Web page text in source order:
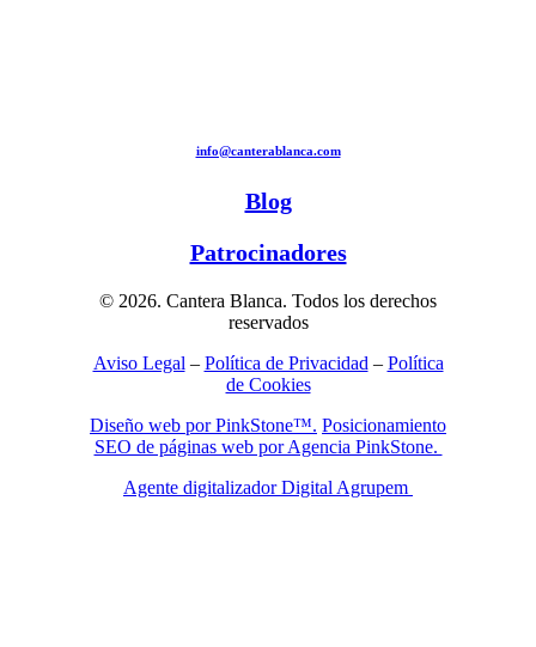
info@canterablanca.com
Blog
Patrocinadores
© 2026. Cantera Blanca. Todos los derechos
reservados
Aviso Legal – Política de Privacidad – Política
de Cookies
Diseño web por PinkStone™. Posicionamiento
SEO de páginas web por Agencia PinkStone.
Agente digitalizador Digital Agrupem